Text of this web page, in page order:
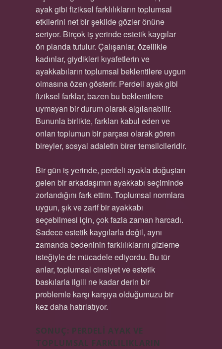
ayak gibi fiziksel farklılıkların toplumsal
etkilerini net bir şekilde gözler önüne
seriyor. Birçok iş yerinde estetik kaygılar
ön planda tutulur. Çalışanlar, özellikle
kadınlar, giydikleri kıyafetlerin ve
ayakkabıların toplumsal beklentilere uygun
olmasına özen gösterir. Perdeli ayak gibi
fiziksel farklar, bazen bu beklentilere
uymayan bir durum olarak algılanabilir.
Bununla birlikte, farkları kabul eden ve
onları toplumun bir parçası olarak gören
bireyler, sosyal adaletin birer temsilcileridir.
Bir gün iş yerinde, perdeli ayakla doğuştan
gelen bir arkadaşımın ayakkabı seçiminde
zorlandığını fark ettim. Toplumsal normlara
uygun, şık ve zarif bir ayakkabı
seçebilmesi için, çok fazla zaman harcadı.
Sadece estetik kaygılarla değil, aynı
zamanda bedeninin farklılıklarını gizleme
isteğiyle de mücadele ediyordu. Bu tür
anlar, toplumsal cinsiyet ve estetik
baskılarla ilgili ne kadar derin bir
problemle karşı karşıya olduğumuzu bir
kez daha hatırlatıyor.
SONUÇ: PERDELI AYAK VE
TOPLUMSAL FARKLILIKLARIN